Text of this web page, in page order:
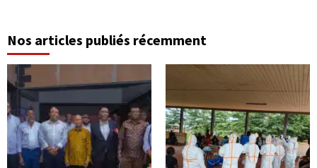
Nos articles publiés récemment